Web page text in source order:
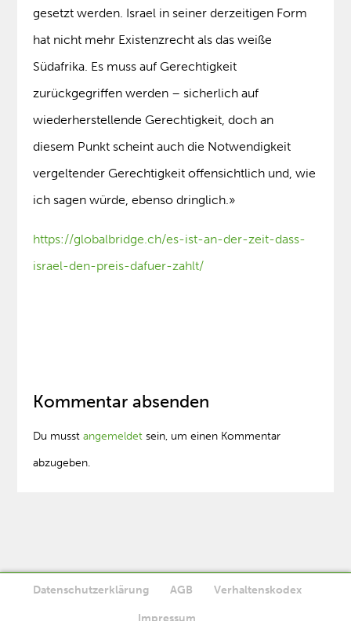
gesetzt werden. Israel in seiner derzeitigen Form
hat nicht mehr Existenzrecht als das weiße
Südafrika. Es muss auf Gerechtigkeit
zurückgegriffen werden – sicherlich auf
wiederherstellende Gerechtigkeit, doch an
diesem Punkt scheint auch die Notwendigkeit
vergeltender Gerechtigkeit offensichtlich und, wie
ich sagen würde, ebenso dringlich.»
https://globalbridge.ch/es-ist-an-der-zeit-dass-
israel-den-preis-dafuer-zahlt/
Kommentar absenden
Du musstangemeldet sein, um einen Kommentar
abzugeben.
Datenschutzerklärung AGB Verhaltenskodex
Impressum